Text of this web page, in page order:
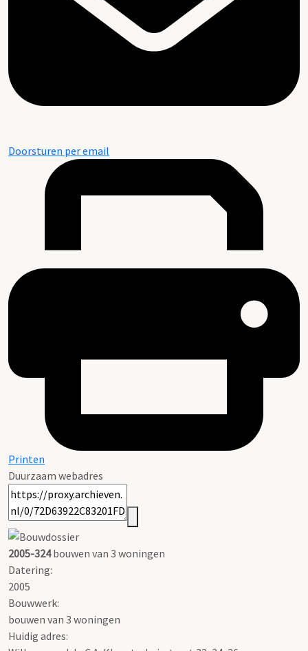
Doorsturen per email
Printen
Duurzaam webadres
2005-324bouwen van 3 woningen
Datering:
2005
Bouwwerk:
bouwen van 3 woningen
Huidig adres: